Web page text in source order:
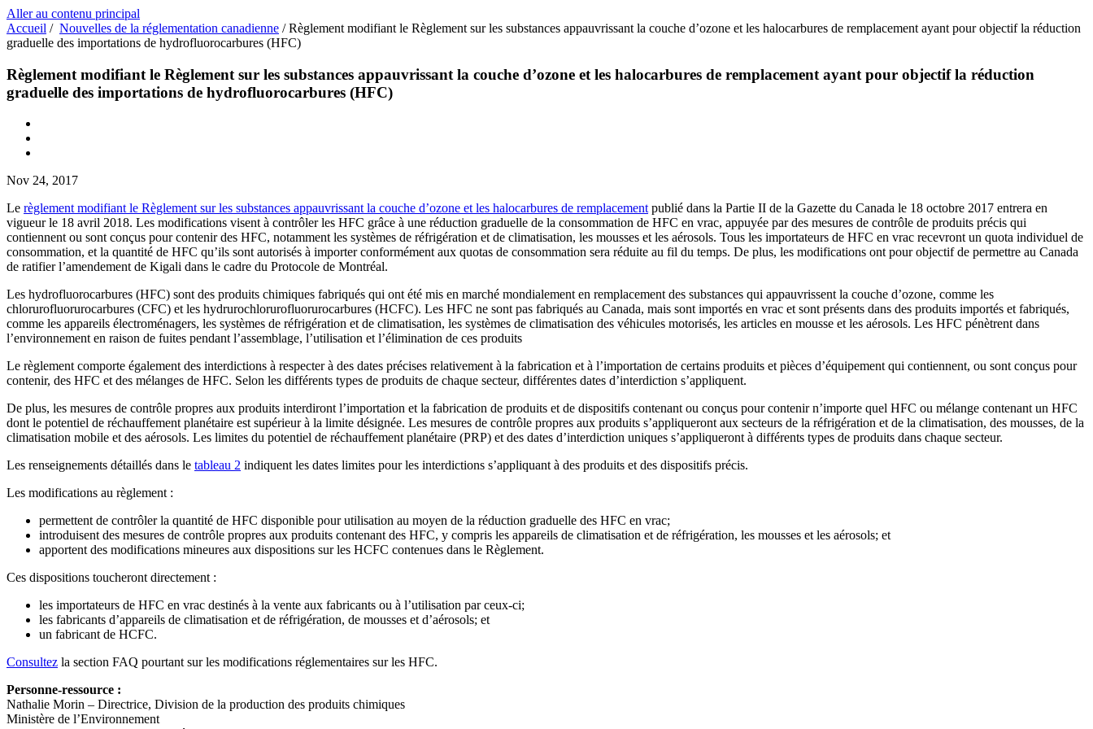
Aller au contenu principal
Accueil / Nouvelles de la réglementation canadienne /Règlement modifiant le Règlement sur les substances appauvrissant la couche d’ozone et les halocarbures de remplacement ayant pour objectif la réduction
graduelle des importations de hydrofluorocarbures (HFC)
Règlement modifiant le Règlement sur les substances appauvrissant la couche d’ozone et les halocarbures de remplacement ayant pour objectif la réduction
graduelle des importations de hydrofluorocarbures (HFC)
Nov 24, 2017
Le règlement modifiant le Règlement sur les substances appauvrissant la couche d’ozone et les halocarbures de remplacementpublié dans la Partie II de la Gazette du Canada le 18 octobre 2017 entrera en
vigueur le 18 avril 2018. Les modifications visent à contrôler les HFC grâce à une réduction graduelle de la consommation de HFC en vrac, appuyée par des mesures de contrôle de produits précis qui
contiennent ou sont conçus pour contenir des HFC, notamment les systèmes de réfrigération et de climatisation, les mousses et les aérosols. Tous les importateurs de HFC en vrac recevront un quota individuel de
consommation, et la quantité de HFC qu’ils sont autorisés à importer conformément aux quotas de consommation sera réduite au fil du temps. De plus, les modifications ont pour objectif de permettre au Canada
de ratifier l’amendement de Kigali dans le cadre du Protocole de Montréal.
Les hydrofluorocarbures (HFC) sont des produits chimiques fabriqués qui ont été mis en marché mondialement en remplacement des substances qui appauvrissent la couche d’ozone, comme les
chlorurofluorurocarbures (CFC) et les hydrurochlorurofluorurocarbures (HCFC). Les HFC ne sont pas fabriqués au Canada, mais sont importés en vrac et sont présents dans des produits importés et fabriqués,
comme les appareils électroménagers, les systèmes de réfrigération et de climatisation, les systèmes de climatisation des véhicules motorisés, les articles en mousse et les aérosols. Les HFC pénètrent dans
l’environnement en raison de fuites pendant l’assemblage, l’utilisation et l’élimination de ces produits
Le règlement comporte également des interdictions à respecter à des dates précises relativement à la fabrication et à l’importation de certains produits et pièces d’équipement qui contiennent, ou sont conçus pour
contenir, des HFC et des mélanges de HFC. Selon les différents types de produits de chaque secteur, différentes dates d’interdiction s’appliquent.
De plus, les mesures de contrôle propres aux produits interdiront l’importation et la fabrication de produits et de dispositifs contenant ou conçus pour contenir n’importe quel HFC ou mélange contenant un HFC
dont le potentiel de réchauffement planétaire est supérieur à la limite désignée. Les mesures de contrôle propres aux produits s’appliqueront aux secteurs de la réfrigération et de la climatisation, des mousses, de la
climatisation mobile et des aérosols. Les limites du potentiel de réchauffement planétaire (PRP) et des dates d’interdiction uniques s’appliqueront à différents types de produits dans chaque secteur.
Les renseignements détaillés dans le tableau 2 indiquent les dates limites pour les interdictions s’appliquant à des produits et des dispositifs précis.
Les modifications au règlement :
permettent de contrôler la quantité de HFC disponible pour utilisation au moyen de la réduction graduelle des HFC en vrac;
introduisent des mesures de contrôle propres aux produits contenant des HFC, y compris les appareils de climatisation et de réfrigération, les mousses et les aérosols; et
apportent des modifications mineures aux dispositions sur les HCFC contenues dans le Règlement.
Ces dispositions toucheront directement :
les importateurs de HFC en vrac destinés à la vente aux fabricants ou à l’utilisation par ceux-ci;
les fabricants d’appareils de climatisation et de réfrigération, de mousses et d’aérosols; et
un fabricant de HCFC.
Consultez la section FAQ pourtant sur les modifications réglementaires sur les HFC.
Personne-ressource :
Nathalie Morin – Directrice, Division de la production des produits chimiques
Ministère de l’Environnement